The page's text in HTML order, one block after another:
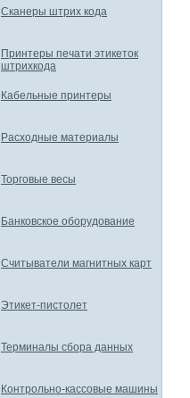
Сканеры штрих кода
Принтеры печати этикеток
штрихкода
Кабельные принтеры
Расходные материалы
Торговые весы
Банковское оборудование
Считыватели магнитных карт
Этикет-пистолет
Терминалы сбора данных
Контрольно-кассовые машины